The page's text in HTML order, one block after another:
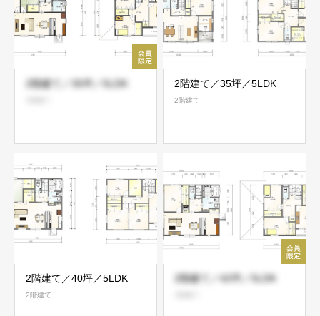
2階建て／35坪／5LDK 2階建て／35坪／5LDK
2階建て
2階建て／40坪／5LDK
2階建て
2階建て／42坪／5LDK